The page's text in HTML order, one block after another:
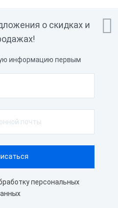

о скидках и
информацию первым
персональных